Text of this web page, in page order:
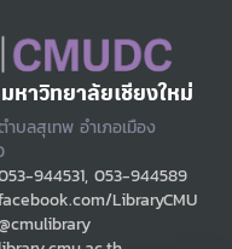
าวิทยาลัยเชียงใหม่
บลสุเทพ อำเภอเมือง
944531, 053-944589
LibraryCMU